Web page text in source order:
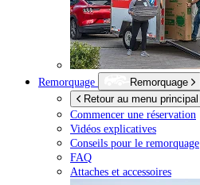
Remorquage
Remorquage
Retour au menu principal
Commencer une réservation
Vidéos explicatives
Conseils pour le remorquage
FAQ
Attaches et accessoires